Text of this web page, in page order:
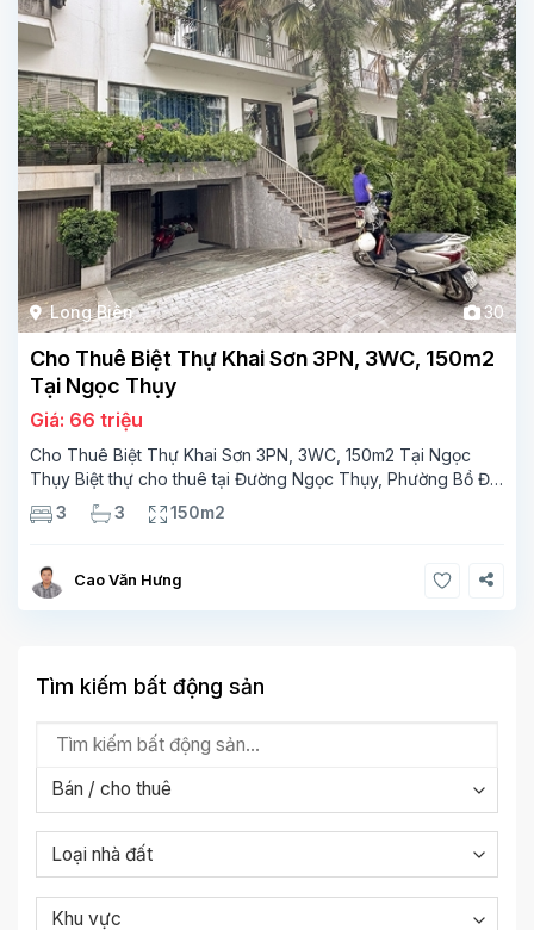
Long Biên 30
Cho Thuê Biệt Thự Khai Sơn 3PN, 3WC, 150m2
Tại Ngọc Thụy
Giá: 66 triệu
Cho Thuê Biệt Thự Khai Sơn 3PN, 3WC, 150m2 Tại Ngọc
Thụy Biệt thự cho thuê tại Đường Ngọc Thụy, Phường Bồ Đề,
Hà Nội, trước đây Quận Long Biên, Hà Nội, với diện tích
150m², 3PN, 3WC, 3 tầng,đường vào
3 3 150m2
Cao Văn Hưng
Tìm kiếm bất động sản